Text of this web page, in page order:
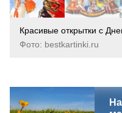
Красивые открытки с
Фото: bestkartinki.ru